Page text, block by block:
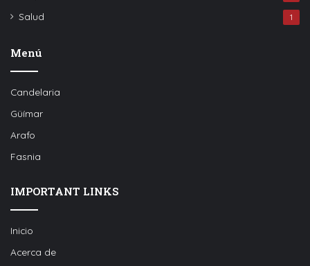
Salud 1
Menú
Candelaria
Güímar
Arafo
Fasnia
IMPORTANT LINKS
Inicio
Acerca de